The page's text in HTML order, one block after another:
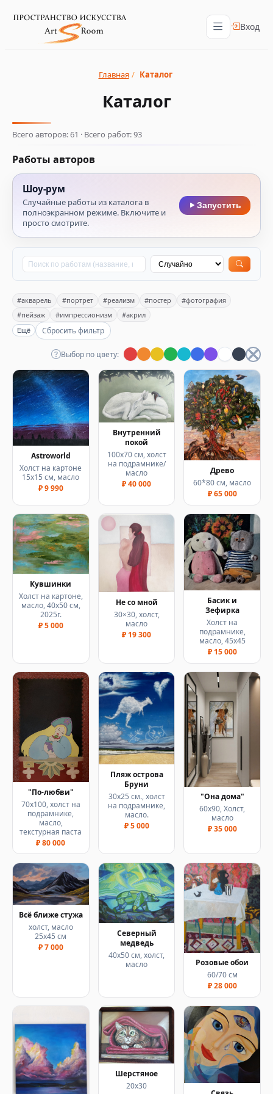
Вход
Главная / Каталог
Каталог
Всего авторов: 61 · Всего работ: 93
Работы авторов
Шоу‑рум
Случайные работы из каталога в
полноэкранном режиме. Включите и
просто смотрите.
Запустить
#акварель #портрет #реализм #постер
#фотография
#пейзаж
#импрессионизм #акрил
Ещё Сбросить фильтр
Выбор по цвету:
Astroworld
Холст на картоне
15х15 см, масло
₽ 9 990
Внутренний
покой
100х70 см, холст
на подрамнике/
масло
₽ 40 000
Древо
60*80 см, масло
₽ 65 000
Кувшинки
Холст на картоне,
масло, 40х50 см,
2025г.
₽ 5 000
Не со мной
30×30, холст,
масло
₽ 19 300
Басик и
Зефирка
Холст на
подрамнике,
масло, 45х45
₽ 15 000
"По-любви"
70х100, холст на
подрамнике,
масло,
текстурная паста
₽ 80 000
Пляж острова
Бруни
30х25 см., холст
на подрамнике,
масло.
₽ 5 000
"Она дома"
60х90, Холст,
масло
₽ 35 000
Всё ближе стужа
холст, масло
25х45 см
₽ 7 000
Северный
медведь
40х50 см, холст,
масло
Розовые обои
60/70 см
₽ 28 000
Шерстяное
20х30